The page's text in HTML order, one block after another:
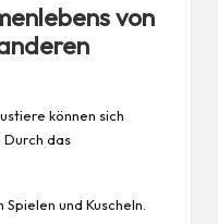
von
können sich
das
und Kuscheln.